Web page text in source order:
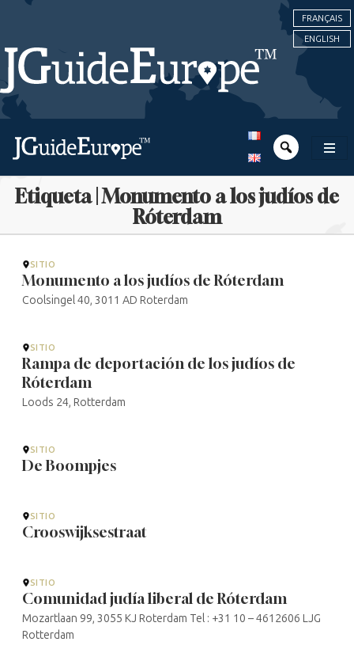
FRANÇAIS
ENGLISH
Etiqueta | Monumento a los judíos de
Róterdam
SITIO
Monumento a los judíos de Róterdam
Coolsingel 40, 3011 AD Roterdam
SITIO
Rampa de deportación de los judíos de
Róterdam
Loods 24, Rotterdam
SITIO
De Boompjes
SITIO
Crooswijksestraat
SITIO
Comunidad judía liberal de Róterdam
Mozartlaan 99, 3055 KJ Roterdam Tel : +31 10 – 4612606 LJG
Rotterdam